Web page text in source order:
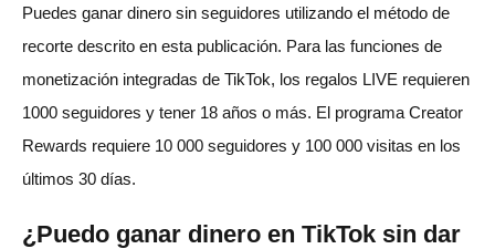
Puedes ganar dinero sin seguidores utilizando el método de
recorte descrito en esta publicación. Para las funciones de
monetización integradas de TikTok, los regalos LIVE requieren
1000 seguidores y tener 18 años o más. El programa Creator
Rewards requiere 10 000 seguidores y 100 000 visitas en los
últimos 30 días.
¿Puedo ganar dinero en TikTok sin dar